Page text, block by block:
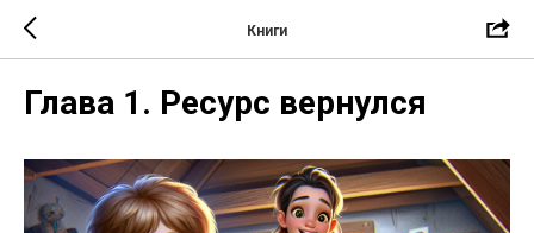
Книги
Глава 1. Ресурс вернулся